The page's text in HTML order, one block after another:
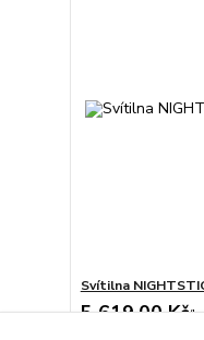
Svítilna
5 619,00 Kč/ks